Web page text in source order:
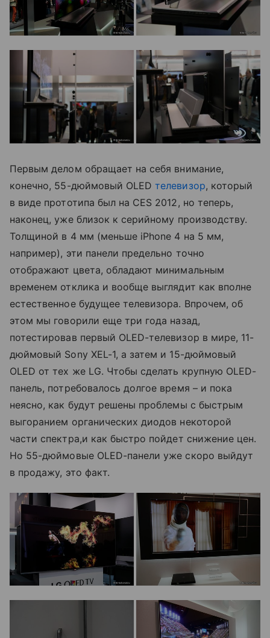
Первым делом обращает на себя внимание,
конечно, 55-дюймовый OLEDтелевизор, который
в виде прототипа был на CES 2012, но теперь,
наконец, уже близок к серийному производству.
Толщиной в 4 мм (меньше iPhone 4 на 5 мм,
например), эти панели предельно точно
отображают цвета, обладают минимальным
временем отклика и вообще выглядит как вполне
естественное будущее телевизора. Впрочем, об
этом мы говорили еще три года назад,
потестировав первый OLED-телевизор в мире, 11-
дюймовый Sony XEL-1, а затем и 15-дюймовый
OLED от тех же LG. Чтобы сделать крупную OLED-
панель, потребовалось долгое время – и пока
неясно, как будут решены проблемы с быстрым
выгоранием органических диодов некоторой
части спектра,и как быстро пойдет снижение цен.
Но 55-дюймовые OLED-панели уже скоро выйдут
в продажу, это факт.